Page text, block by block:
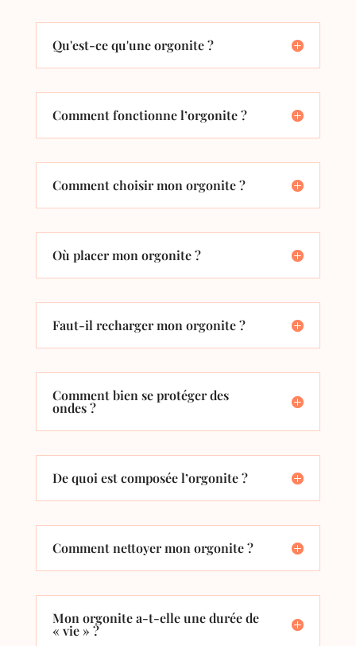
Qu'est-ce qu'une orgonite ?
Comment fonctionne l’orgonite ?
Comment choisir mon orgonite ?
Où placer mon orgonite ?
Faut-il recharger mon orgonite ?
Comment bien se protéger des
ondes ?
De quoi est composée l’orgonite ?
Comment nettoyer mon orgonite ?
Mon orgonite a-t-elle une durée de
« vie » ?